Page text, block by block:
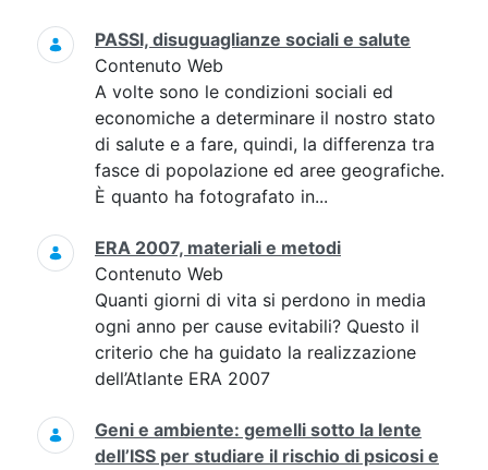
PASSI, disuguaglianze sociali e salute
Contenuto Web
A volte sono le condizioni sociali ed
economiche a determinare il nostro stato
di salute e a fare, quindi, la differenza tra
fasce di popolazione ed aree geografiche.
È quanto ha fotografato in...
ERA 2007, materiali e metodi
Contenuto Web
Quanti giorni di vita si perdono in media
ogni anno per cause evitabili? Questo il
criterio che ha guidato la realizzazione
dell’Atlante ERA 2007
Geni e ambiente: gemelli sotto la lente
dell’ISS per studiare il rischio di psicosi e